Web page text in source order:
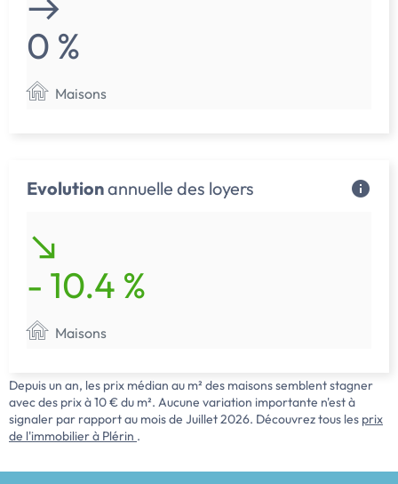
0 %
Maisons
Evolutionannuelle des loyers
- 10.4 %
Maisons
Depuis un an, les prix médian au m² des maisons semblent stagner
avec des prix à 10 € du m². Aucune variation importante n'est à
signaler par rapport au mois de Juillet 2026. Découvrez tous les prix
de l'immobilier à Plérin .